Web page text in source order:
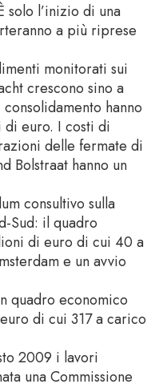
solo l’inizio di una
a più riprese
monitorati sui
crescono sino a
hanno
euro. I costi di
delle fermate di
Bolstraat hanno un
consultivo sulla
Sud: il quadro
di euro di cui 40 a
e un avvio
quadro economico
di cui 317 a carico
2009 i lavori
una Commissione